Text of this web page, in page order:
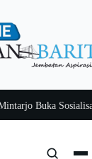
Buka Sosialisasi